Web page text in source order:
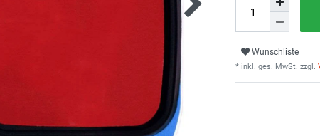
Wunschliste
* inkl. ges. MwSt. zzgl.